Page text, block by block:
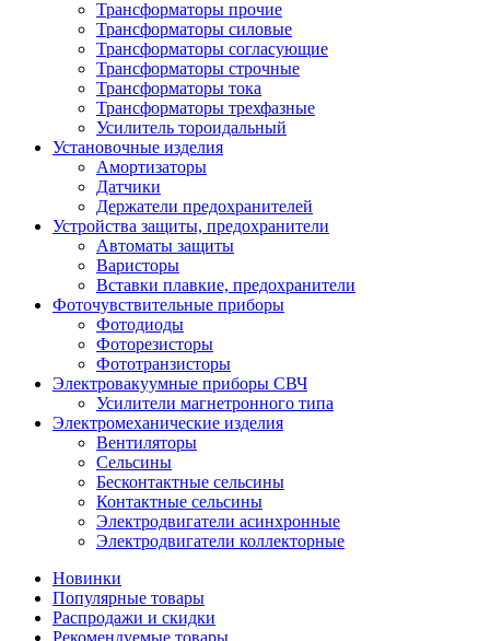
Трансформаторы прочие
Трансформаторы силовые
Трансформаторы согласующие
Трансформаторы строчные
Трансформаторы тока
Трансформаторы трехфазные
Усилитель тороидальный
Установочные изделия
Амортизаторы
Датчики
Держатели предохранителей
Устройства защиты, предохранители
Автоматы защиты
Варисторы
Вставки плавкие, предохранители
Фоточувствительные приборы
Фотодиоды
Фоторезисторы
Фототранзисторы
Электровакуумные приборы СВЧ
Усилители магнетронного типа
Электромеханические изделия
Вентиляторы
Сельсины
Бесконтактные сельсины
Контактные сельсины
Электродвигатели асинхронные
Электродвигатели коллекторные
Новинки
Популярные товары
Распродажи и скидки
Рекомендуемые товары